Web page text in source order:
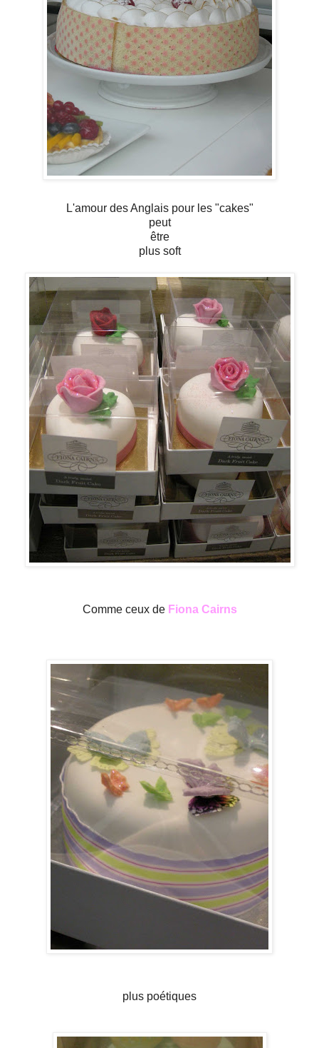
L'amour des Anglais pour les "cakes"
peut
être
plus soft
Comme ceux de Fiona Cairns
plus poétiques